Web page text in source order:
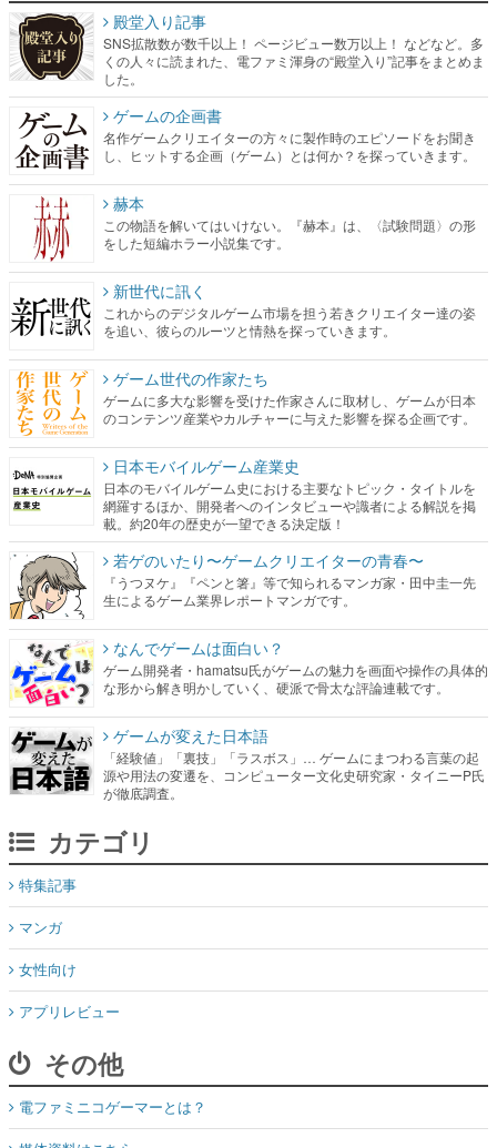
殿堂入り記事
SNS拡散数が数千以上！ ページビュー数万以上！ などなど。多
くの人々に読まれた、電ファミ渾身の“殿堂入り”記事をまとめま
した。
ゲームの企画書
名作ゲームクリエイターの方々に製作時のエピソードをお聞き
し、ヒットする企画（ゲーム）とは何か？を探っていきます。
赫本
この物語を解いてはいけない。『赫本』は、〈試験問題〉の形
をした短編ホラー小説集です。
新世代に訊く
これからのデジタルゲーム市場を担う若きクリエイター達の姿
を追い、彼らのルーツと情熱を探っていきます。
ゲーム世代の作家たち
ゲームに多大な影響を受けた作家さんに取材し、ゲームが日本
のコンテンツ産業やカルチャーに与えた影響を探る企画です。
日本モバイルゲーム産業史
日本のモバイルゲーム史における主要なトピック・タイトルを
網羅するほか、開発者へのインタビューや識者による解説を掲
載。約20年の歴史が一望できる決定版！
若ゲのいたり〜ゲームクリエイターの青春〜
『うつヌケ』『ペンと箸』等で知られるマンガ家・田中圭一先
生によるゲーム業界レポートマンガです。
なんでゲームは面白い？
ゲーム開発者・hamatsu氏がゲームの魅力を画面や操作の具体的
な形から解き明かしていく、硬派で骨太な評論連載です。
ゲームが変えた日本語
「経験値」「裏技」「ラスボス」… ゲームにまつわる言葉の起
源や用法の変遷を、コンピューター文化史研究家・タイニーP氏
が徹底調査。
カテゴリ
特集記事
マンガ
女性向け
アプリレビュー
その他
電ファミニコゲーマーとは？